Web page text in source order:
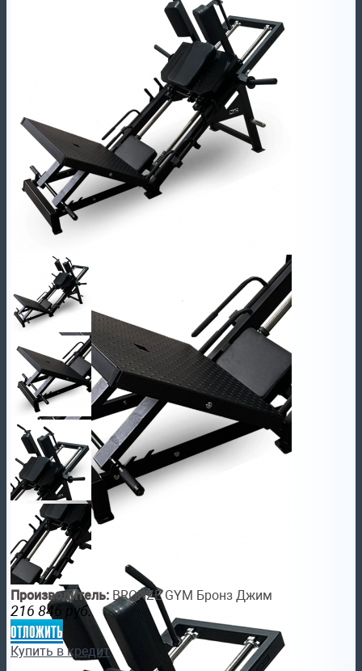
Производитель: BRONZE GYM Бронз Джим
216 846 руб.
отложить
Купить в кредит